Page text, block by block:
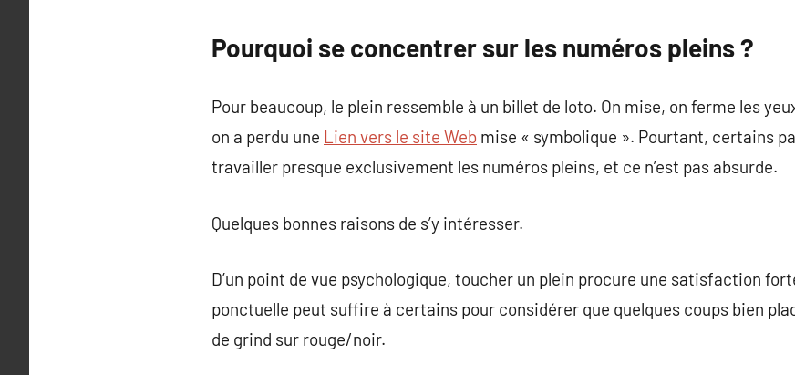
Pourquoi se concentrer sur les numéros pleins ?
Pour beaucoup, le plein ressemble à un billet de loto. On mise, on ferme les
on a perdu une Lien vers le site Web mise « symbolique ». Pourtant, certains
travailler presque exclusivement les numéros pleins, et ce n’est pas absurde.
Quelques bonnes raisons de s’y intéresser.
D’un point de vue psychologique, toucher un plein procure une satisfaction
ponctuelle peut suffire à certains pour considérer que quelques coups bien
de grind sur rouge/noir.